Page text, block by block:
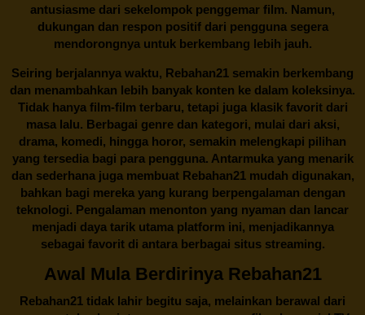
antusiasme dari sekelompok penggemar film. Namun,
dukungan dan respon positif dari pengguna segera
mendorongnya untuk berkembang lebih jauh.
Seiring berjalannya waktu, Rebahan21 semakin berkembang
dan menambahkan lebih banyak konten ke dalam koleksinya.
Tidak hanya film-film terbaru, tetapi juga klasik favorit dari
masa lalu. Berbagai genre dan kategori, mulai dari aksi,
drama, komedi, hingga horor, semakin melengkapi pilihan
yang tersedia bagi para pengguna. Antarmuka yang menarik
dan sederhana juga membuatRebahan21mudah digunakan,
bahkan bagi mereka yang kurang berpengalaman dengan
teknologi. Pengalaman menonton yang nyaman dan lancar
menjadi daya tarik utama platform ini, menjadikannya
sebagai favorit di antara berbagai situs streaming.
Awal Mula Berdirinya Rebahan21
Rebahan21 tidak lahir begitu saja, melainkan berawal dari